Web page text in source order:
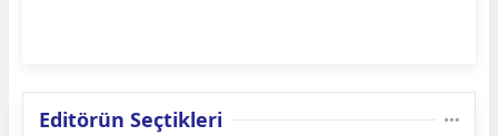
Editörün Seçtikleri